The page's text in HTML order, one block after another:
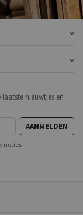
nieuwtjes en
AANMELDEN